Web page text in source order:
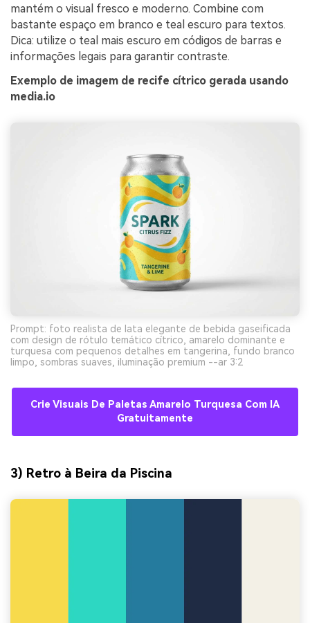
mantém o visual fresco e moderno. Combine com
bastante espaço em branco e teal escuro para textos.
Dica: utilize o teal mais escuro em códigos de barras e
informações legais para garantir contraste.
Exemplo de imagem de recife cítrico gerada usando
media.io
Prompt: foto realista de lata elegante de bebida gaseificada
com design de rótulo temático cítrico, amarelo dominante e
turquesa com pequenos detalhes em tangerina, fundo branco
limpo, sombras suaves, iluminação premium --ar 3:2
Crie Visuais De Paletas Amarelo Turquesa Com IA
Gratuitamente
3) Retro à Beira da Piscina